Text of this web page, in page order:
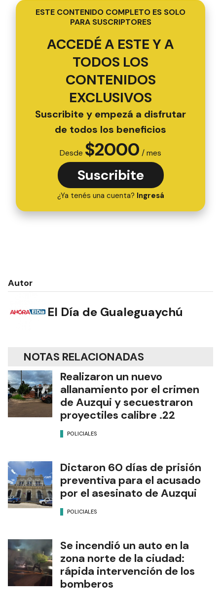
ESTE CONTENIDO COMPLETO ES SOLO
PARA SUSCRIPTORES
ACCEDÉ A ESTE Y A
TODOS LOS
CONTENIDOS
EXCLUSIVOS
Suscribite y empezá a disfrutar
de todos los beneficios
Desde $2000 / mes
Suscribite
¿Ya tenés una cuenta? Ingresá
Autor
El Día de Gualeguaychú
NOTAS RELACIONADAS
Realizaron un nuevo
allanamiento por el crimen
de Auzqui y secuestraron
proyectiles calibre .22
POLICIALES
Dictaron 60 días de prisión
preventiva para el acusado
por el asesinato de Auzqui
POLICIALES
Se incendió un auto en la
zona norte de la ciudad:
rápida intervención de los
bomberos